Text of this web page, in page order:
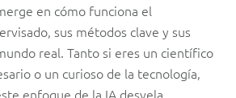
en cómo funciona el
sus métodos clave y sus
real. Tanto si eres un científico
o un curioso de la tecnología,
enfoque de la IA desvela